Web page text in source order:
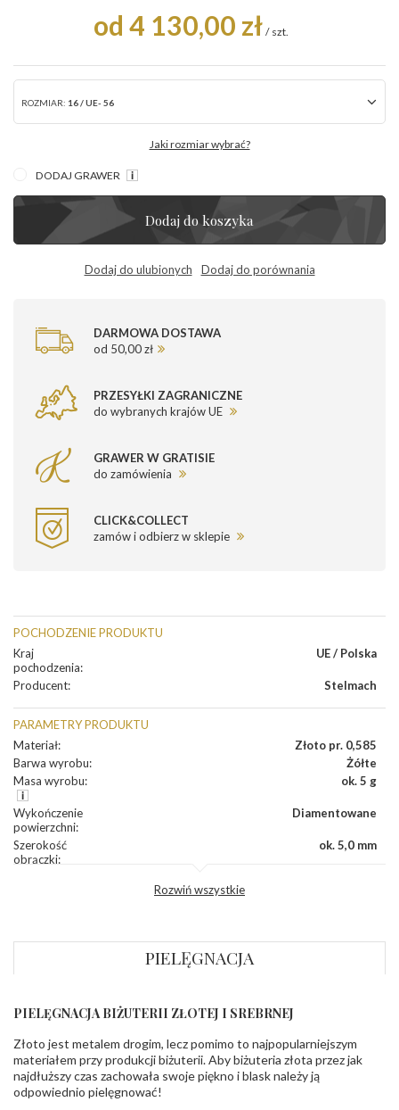
od 4 130,00 zł / szt.
ROZMIAR: 16 / UE- 56
Jaki rozmiar wybrać?
DODAJ GRAWER
Dodaj do koszyka
Dodaj do ulubionych Dodaj do porównania
DARMOWA DOSTAWA
od 50,00 zł
PRZESYŁKI ZAGRANICZNE
do wybranych krajów UE
GRAWER W GRATISIE
do zamówienia
CLICK&COLLECT
zamów i odbierz w sklepie
POCHODZENIE PRODUKTU
Kraj
pochodzenia:
UE / Polska
Producent: Stelmach
PARAMETRY PRODUKTU
Materiał:
Złoto pr. 0,585
Barwa wyrobu:
Żółte
Masa wyrobu: ok. 5 g
Wykończenie
powierzchni:
Diamentowane
Szerokość
obrączki:
ok. 5,0 mm
INNE PARAMETRY
Producent
odpowiedzialny:
PZ Stelmach Sp. z o.o. ul. Północna 22 45-805
Opole; NIP 7542889545; Tel. +48 77 54 90 100;
biuro@stelmach.pl
Bezpieczeństwo
Nie nadaje się dla dzieci w wieku poniżej 3 lat
Rozwiń wszystkie
PIELĘGNACJA
PIELĘGNACJA BIŻUTERII ZŁOTEJ I SREBRNEJ
Złoto jest metalem drogim, lecz pomimo to najpopularniejszym
materiałem przy produkcji biżuterii. Aby biżuteria złota przez jak
najdłuższy czas zachowała swoje piękno i blask należy ją
odpowiednio pielęgnować!